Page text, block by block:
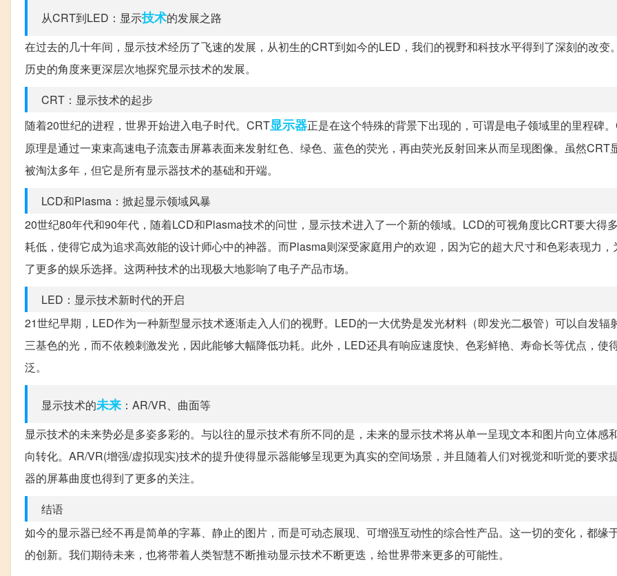
从CRT到LED：显示技术的发展之路
在过去的几十年间，显示技术经历了飞速的发展，从初生的CRT到如今的LED，我们的视野和科技水平得到了深刻的改变
历史的角度来更深层次地探究显示技术的发展。
CRT：显示技术的起步
随着20世纪的进程，世界开始进入电子时代。CRT显示器正是在这个特殊的背景下出现的，可谓是电子领域里的里程碑
原理是通过一束束高速电子流轰击屏幕表面来发射红色、绿色、蓝色的荧光，再由荧光反射回来从而呈现图像。虽然CRT
被淘汰多年，但它是所有显示器技术的基础和开端。
LCD和Plasma：掀起显示领域风暴
20世纪80年代和90年代，随着LCD和Plasma技术的问世，显示技术进入了一个新的领域。LCD的可视角度比CRT要大得
耗低，使得它成为追求高效能的设计师心中的神器。而Plasma则深受家庭用户的欢迎，因为它的超大尺寸和色彩表现力，
了更多的娱乐选择。这两种技术的出现极大地影响了电子产品市场。
LED：显示技术新时代的开启
21世纪早期，LED作为一种新型显示技术逐渐走入人们的视野。LED的一大优势是发光材料（即发光二极管）可以自发辐
三基色的光，而不依赖刺激发光，因此能够大幅降低功耗。此外，LED还具有响应速度快、色彩鲜艳、寿命长等优点，使
泛。
显示技术的未来 ：AR/VR、曲面等
显示技术的未来势必是多姿多彩的。与以往的显示技术有所不同的是，未来的显示技术将从单一呈现文本和图片向立体感
向转化。AR/VR(增强/虚拟现实)技术的提升使得显示器能够呈现更为真实的空间场景，并且随着人们对视觉和听觉的要求
器的屏幕曲度也得到了更多的关注。
结语
如今的显示器已经不再是简单的字幕、静止的图片，而是可动态展现、可增强互动性的综合性产品。这一切的变化，都缘
的创新。我们期待未来，也将带着人类智慧不断推动显示技术不断更迭，给世界带来更多的可能性。